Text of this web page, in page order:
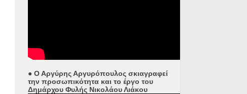
● Ο Αργύρης Αργυρόπουλος σκιαγραφεί
την προσωπικότητα και το έργο του
Δημάρχου Φυλής Νικολάου Λιάκου